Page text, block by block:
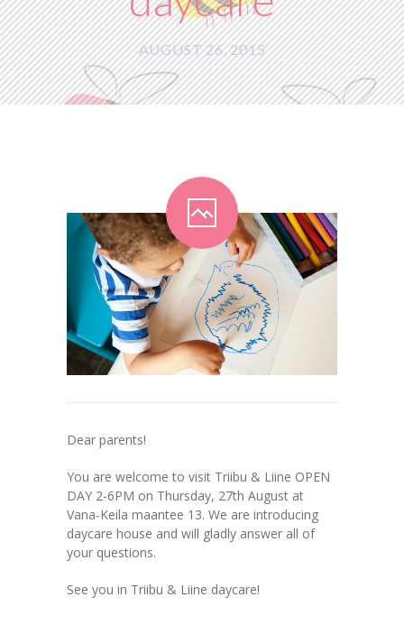
Galerii
Partnerid
AUGUST 26, 2015
Dear parents!
You are welcome to visit Triibu & Liine OPEN
DAY 2-6PM on Thursday, 27th August at
Vana-Keila maantee 13. We are introducing
daycare house and will gladly answer all of
your questions.
See you in Triibu & Liine daycare!